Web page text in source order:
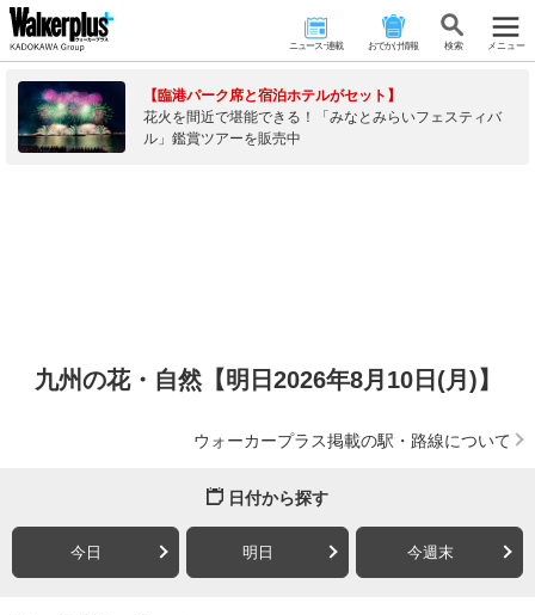
ニュース･連載 おでかけ情報 検 索 メニュー
【臨港パーク席と宿泊ホテルがセット】
花火を間近で堪能できる！「みなとみらいフェスティバ
ル」鑑賞ツアーを販売中
九州の花・自然【明日2026年8月10日(月)】
ウォーカープラス掲載の駅・路線について
日付から探す
今日 明日 今週末